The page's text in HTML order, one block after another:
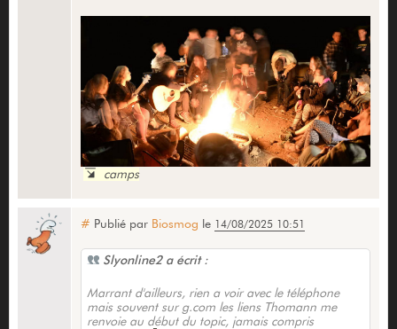
camps
# Publié par Biosmog le 14/08/2025 10:51
Slyonline2 a écrit :
Marrant d'ailleurs, rien a voir avec le téléphone
mais souvent sur g.com les liens Thomann me
renvoie au début du topic, jamais compris